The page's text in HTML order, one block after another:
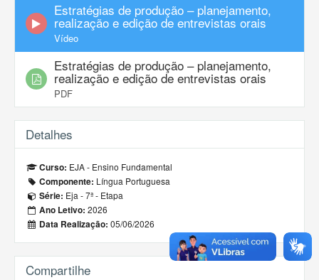
Estratégias de produção – planejamento,
realização e edição de entrevistas orais
Vídeo
Estratégias de produção – planejamento,
realização e edição de entrevistas orais
PDF
Detalhes
Curso: EJA - Ensino Fundamental
Componente: Língua Portuguesa
Série: Eja - 7ª - Etapa
Ano Letivo: 2026
Data Realização: 05/06/2026
Compartilhe